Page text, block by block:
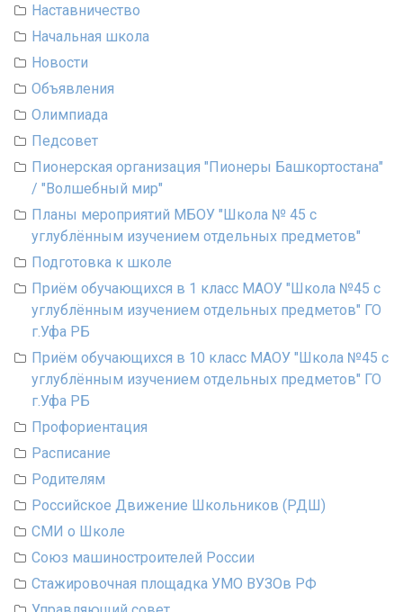
Наставничество
Начальная школа
Новости
Объявления
Олимпиада
Педсовет
Пионерская организация "Пионеры Башкортостана"
/ "Волшебный мир"
Планы мероприятий МБОУ "Школа № 45 с
углублённым изучением отдельных предметов"
Подготовка к школе
Приём обучающихся в 1 класс МАОУ "Школа №45 с
углублённым изучением отдельных предметов" ГО
г.Уфа РБ
Приём обучающихся в 10 класс МАОУ "Школа №45 с
углублённым изучением отдельных предметов" ГО
г.Уфа РБ
Профориентация
Расписание
Родителям
Российское Движение Школьников (РДШ)
СМИ о Школе
Союз машиностроителей России
Стажировочная площадка УМО ВУЗОв РФ